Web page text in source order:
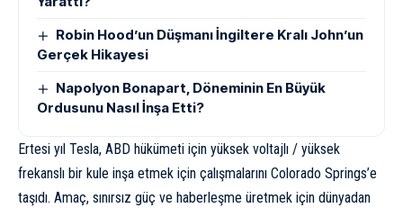
Robin Hood’un Düşmanı İngiltere Kralı John’un
Gerçek Hikayesi
Napolyon Bonapart, Döneminin En Büyük
Ordusunu Nasıl İnşa Etti?
Ertesi yıl Tesla, ABD hükümeti için yüksek voltajlı / yüksek
frekanslı bir kule inşa etmek için çalışmalarını Colorado Springs’e
taşıdı. Amaç, sınırsız güç ve haberleşme üretmek için dünyadan